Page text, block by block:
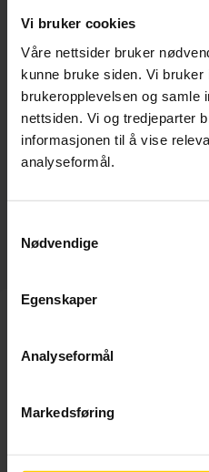
Vi bruker cookies
Våre nettsider bruker
kunne bruke siden. Vi
brukeropplevelsen og samle
nettsiden. Vi og tredjeparter
informasjonen til å vise
analyseformål.
Nødvendige
Egenskaper
Analyseformål
Markedsføring
Høy tilgjengelighet og
kommer raskt gjennom
trafikk, som bidrar til
Trygg og stabil
samtalekvalitet gjør det
med kundene.
En
moderne samarbeids-
kundene.